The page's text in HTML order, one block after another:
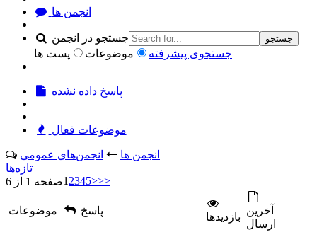
انجمن ها
جستجو در انجمن جستجو
جستجوی پیشرفته موضوعات پست ها
پاسخ داده نشده
موضوعات فعال
انجمن ها
انجمن‌های عمومی
تازه‌ها
صفحه 1 از 61 2345>>>
موضوعات پاسخ
بازديدها
آخرين
ارسال